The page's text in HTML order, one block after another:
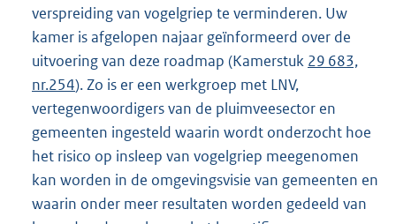
verspreiding van vogelgriep te verminderen. Uw
kamer is afgelopen najaar geïnformeerd over de
uitvoering van deze roadmap (Kamerstuk 29 683,
nr.254). Zo is er een werkgroep met LNV,
vertegenwoordigers van de pluimveesector en
gemeenten ingesteld waarin wordt onderzocht hoe
het risico op insleep van vogelgriep meegenomen
kan worden in de omgevingsvisie van gemeenten en
waarin onder meer resultaten worden gedeeld van